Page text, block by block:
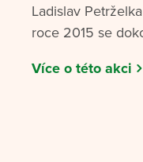
Ladislav
roce 2015 se
Více o této akci